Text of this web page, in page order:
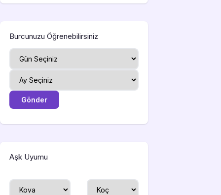
Burcunuzu Öğrenebilirsiniz
Aşk Uyumu